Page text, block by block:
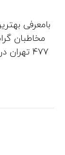
مخاطبان
477 تهران در این مقاله به بررسی اعاده دادرسی ...